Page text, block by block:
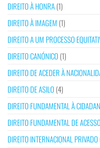
DIREITO À HONRA(1)
DIREITO À IMAGEM (1)
DIREITO A UM PROCESSO
DIREITO CANÓNICO (1)
DIREITO DE ACEDER À
DIREITO DE ASILO (4)
DIREITO FUNDAMENTAL À
DIREITO FUNDAMENTAL DE
DIREITO INTERNACIONAL PRIVADO